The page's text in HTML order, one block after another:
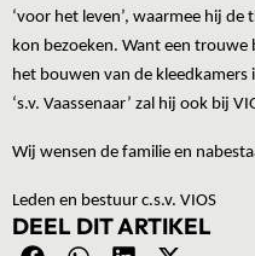
‘voor het leven’, waarmee hij
kon bezoeken. Want een
het bouwen van de kleedkamers
‘s.v. Vaassenaar’ zal hij ook bij
Wij wensen de familie en
Leden en bestuur c.s.v. VIOS
DEEL DIT ARTIKEL